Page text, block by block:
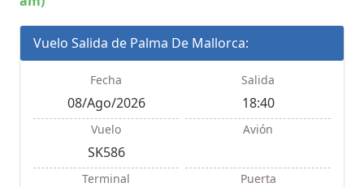
Vuelo Salida de Palma De Mallorca:
Fecha
08/Ago/2026
Salida
18:40
Vuelo
SK586
Avión
Terminal Puerta